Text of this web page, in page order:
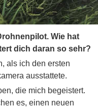
Wie hat
dich daran so sehr?
als ich den ersten
ausstattete.
die mich begeistert.
es, einen neuen